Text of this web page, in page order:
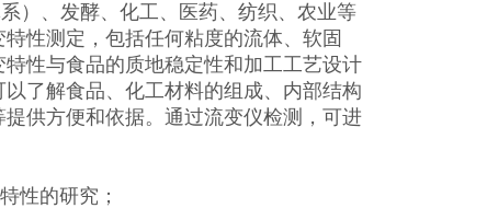
）、发酵、化工、医药、纺织、农业等
性测定，包括任何粘度的流体、软固
性与食品的质地稳定性和加工工艺设计
了解食品、化工材料的组成、内部结构
供方便和依据。通过流变仪检测，可进
性的研究；